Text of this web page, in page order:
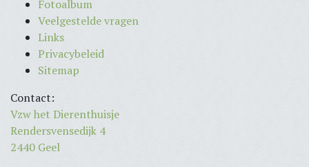
Fotoalbum
Veelgestelde vragen
Links
Privacybeleid
Sitemap
Contact:
Vzw het Dierenthuisje
Rendersvensedijk 4
2440 Geel